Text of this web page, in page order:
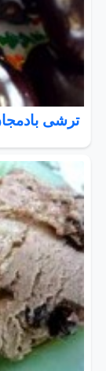
ترشی